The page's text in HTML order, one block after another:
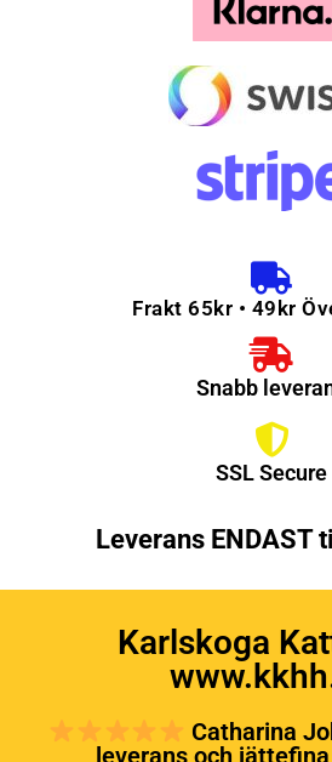
Frakt 65kr • 49kr
Snabb
SSL Secure
Leverans ENDAST
Karlskoga
Catharina
leverans och